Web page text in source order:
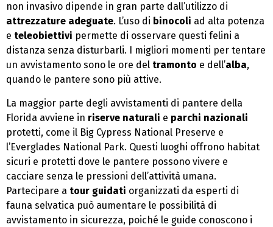
non invasivo dipende in gran parte dall’utilizzo di
attrezzature adeguate. L’uso di binocoli ad alta potenza
e teleobiettivi permette di osservare questi felini a
distanza senza disturbarli. I migliori momenti per tentare
un avvistamento sono le ore del tramonto e dell’alba,
quando le pantere sono più attive.
La maggior parte degli avvistamenti di pantere della
Florida avviene in riserve naturali e parchi nazionali
protetti, come il Big Cypress National Preserve e
l’Everglades National Park. Questi luoghi offrono habitat
sicuri e protetti dove le pantere possono vivere e
cacciare senza le pressioni dell’attività umana.
Partecipare a tour guidati organizzati da esperti di
fauna selvatica può aumentare le possibilità di
avvistamento in sicurezza, poiché le guide conoscono i